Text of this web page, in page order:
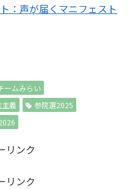
：声が届くマニフェスト
ームみらい
義
参院選2025
リンク
リンク